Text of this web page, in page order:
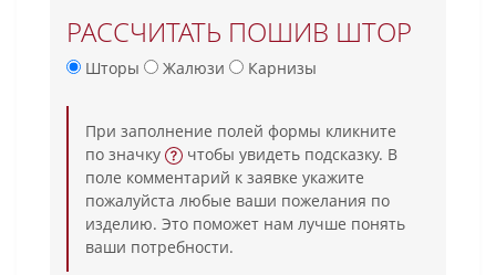
РАССЧИТАТЬ ПОШИВ ШТОР
Шторы Жалюзи Карнизы
При заполнение полей формы кликните
по значку
чтобы увидеть подсказку. В
поле комментарий к заявке укажите
пожалуйста любые ваши пожелания по
изделию. Это поможет нам лучше понять
ваши потребности.